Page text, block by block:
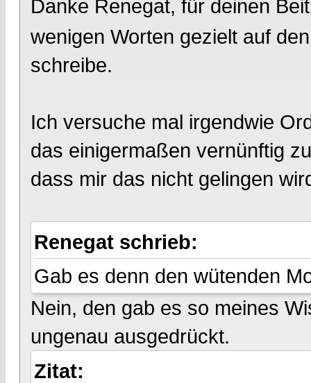
Danke Renegat, für deinen
wenigen Worten gezielt auf
schreibe.
Ich versuche mal irgendwie
das einigermaßen vernünftig
dass mir das nicht gelingen
Renegat schrieb:
Gab es denn den wütenden
Nein, den gab es so meines
ungenau ausgedrückt.
Zitat: